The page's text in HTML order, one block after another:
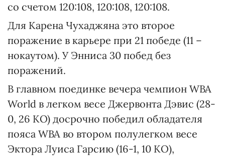
со счетом 120:108, 120:108, 120:108.
Для Карена Чухаджяна это второе
поражение в карьере при 21 победе (11 –
нокаутом). У Энниса 30 побед без
поражений.
В главном поединке вечера чемпион WBA
World в легком весе Джервонта Дэвис (28-
0, 26 КО) досрочно победил обладателя
пояса WBA во втором полулегком весе
Эктора Луиса Гарсию (16-1, 10 KO),